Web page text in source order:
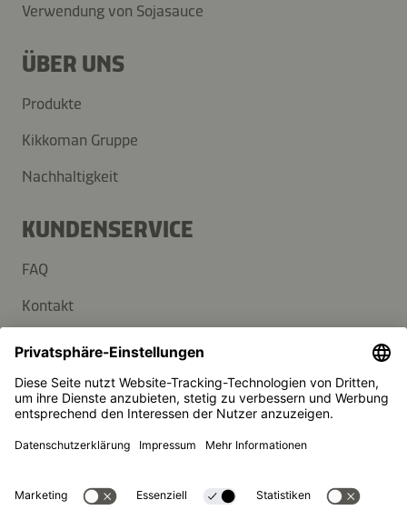
Verwendung von Sojasauce
ÜBER UNS
Produkte
Kikkoman Gruppe
Nachhaltigkeit
KUNDENSERVICE
FAQ
Kontakt
Newsletter
Presse
Kikkoman ist ein eingetragenes Warenzeichen der Kikkoman
© Kikkoman Trading Europe GmbH 2023 – 2026
Theodorstraße 180, 40472 Düsseldorf, Germany